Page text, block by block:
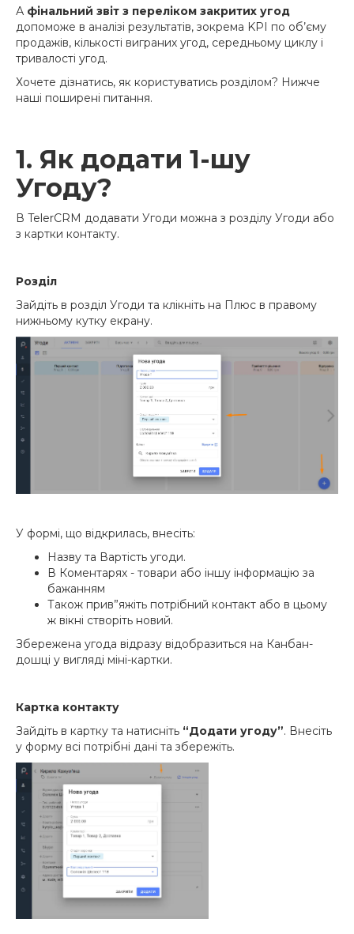
А фінальний звіт з переліком закритих угод
допоможе в аналізі результатів, зокрема KPI по об’єму
продажів, кількості виграних угод, середньому циклу і
тривалості угод.
Хочете дізнатись, як користуватись розділом? Нижче
наші поширені питання.
1. Як додати 1-шу
Угоду?
В TelerCRM додавати Угоди можна з розділу Угоди або
з картки контакту.
Розділ
Зайдіть в розділ Угоди та клікніть на Плюс в правому
нижньому кутку екрану.
У формі, що відкрилась, внесіть:
Назву та Вартість угоди.
В Коментарях - товари або іншу інформацію за
бажанням
Також прив”яжіть потрібний контакт або в цьому
ж вікні створіть новий.
Збережена угода відразу відобразиться на Канбан-
дошці у вигляді міні-картки.
Картка контакту
Зайдіть в картку та натисніть “Додати угоду”. Внесіть
у форму всі потрібні дані та збережіть.